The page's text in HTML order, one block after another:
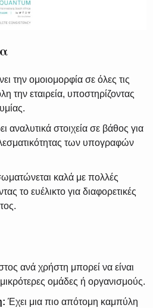
την ομοιομορφία σε όλες τις
την εταιρεία, υποστηρίζοντας
αναλυτικά στοιχεία σε βάθος για
των υπογραφών
καλά με πολλές
το ευέλικτο για διαφορετικές
ανά χρήστη μπορεί να είναι
ομάδες ή οργανισμούς.
Έχει μια πιο απότομη καμπύλη